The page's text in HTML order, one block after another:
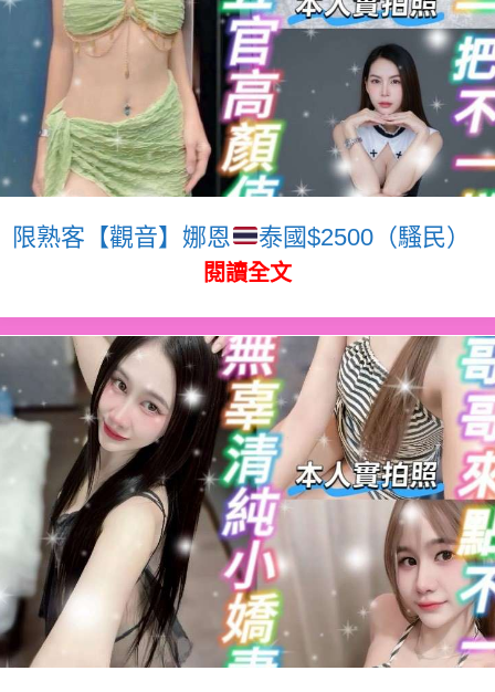
限熟客【觀音】娜恩 泰國$2500（騷民）
閱讀全文